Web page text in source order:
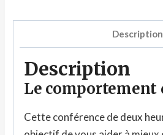
Description
Description
Le comportement
Cette conférence de deux